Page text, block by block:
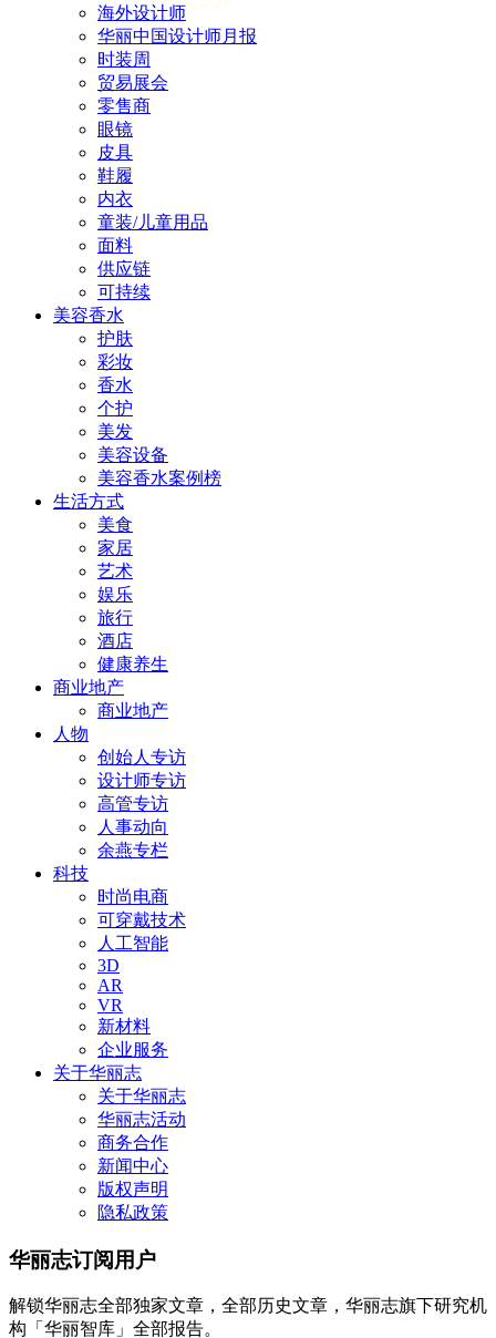
海外设计师
华丽中国设计师月报
时装周
贸易展会
零售商
眼镜
皮具
鞋履
内衣
童装/儿童用品
面料
供应链
可持续
美容香水
护肤
彩妆
香水
个护
美发
美容设备
美容香水案例榜
生活方式
美食
家居
艺术
娱乐
旅行
酒店
健康养生
商业地产
商业地产
人物
创始人专访
设计师专访
高管专访
人事动向
余燕专栏
科技
时尚电商
可穿戴技术
人工智能
3D
AR
VR
新材料
企业服务
关于华丽志
关于华丽志
华丽志活动
商务合作
新闻中心
版权声明
隐私政策
华丽志订阅用户
解锁华丽志全部独家文章，全部历史文章，华丽志旗下研究机
构「华丽智库」全部报告。